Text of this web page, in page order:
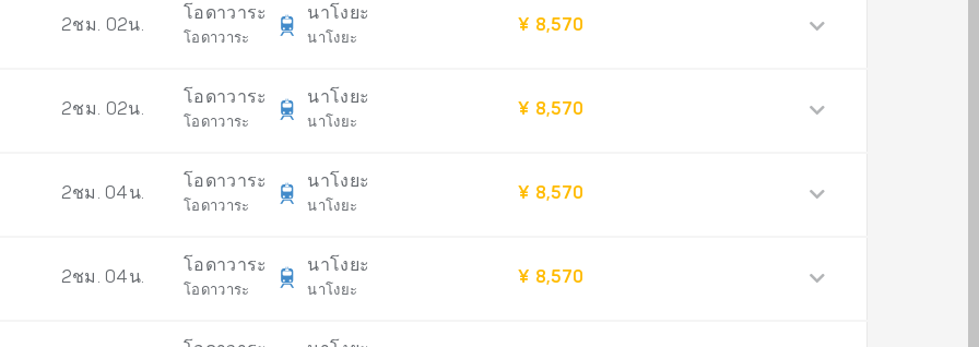
2ชม. 02น.
โอดาวาระ
โอดาวาระ
นาโงยะ
นาโงยะ
¥ 8,570
2ชม. 02น.
โอดาวาระ
โอดาวาระ
นาโงยะ
นาโงยะ
¥ 8,570
2ชม. 04น.
โอดาวาระ
โอดาวาระ
นาโงยะ
นาโงยะ
¥ 8,570
2ชม. 04น.
โอดาวาระ
โอดาวาระ
นาโงยะ
นาโงยะ
¥ 8,570